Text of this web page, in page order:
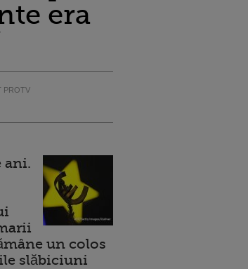
era
PROTV
ani.
un colos
slăbiciuni